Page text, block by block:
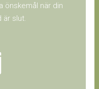
önskemål när din
är slut.